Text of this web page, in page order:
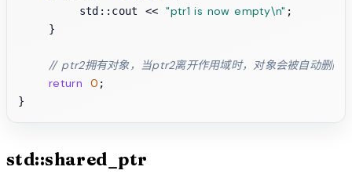
        std::cout <<
"ptr1 is now empty\n" ;
    }
// ptr2拥有对象，当ptr2离开作用域时，对象会被自动删除
return
0 ;
std::shared_ptr